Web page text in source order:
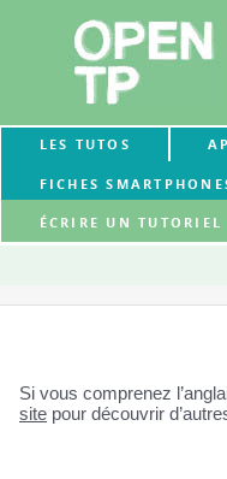
LES TUTOS
FICHES
ÉCRIRE UN TUTORIEL
Si vous comprenez
site pour découvrir